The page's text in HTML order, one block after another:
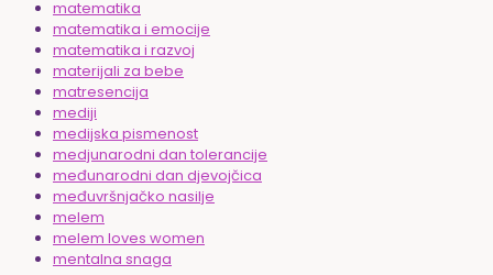
matematika
matematika i emocije
matematika i razvoj
materijali za bebe
matresencija
mediji
medijska pismenost
medjunarodni dan tolerancije
međunarodni dan djevojčica
međuvršnjačko nasilje
melem
melem loves women
mentalna snaga